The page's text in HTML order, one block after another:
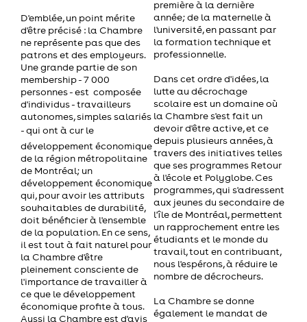
D'emblée, un point mérite
d'être précisé : la Chambre
ne représente pas que des
patrons et des employeurs.
Une grande partie de son
membership - 7 000
personnes - est composée
d'individus - travailleurs
autonomes, simples salariés
- qui ont à cur le
développement économique
de la région métropolitaine
de Montréal; un
développement économique
qui, pour avoir les attributs
souhaitables de durabilité,
doit bénéficier à l'ensemble
de la population. En ce sens,
il est tout à fait naturel pour
la Chambre d'être
pleinement consciente de
l'importance de travailler à
ce que le développement
économique profite à tous.
Aussi la Chambre est d'avis
première à la dernière
année; de la maternelle à
l'université, en passant par
la formation technique et
professionnelle.
Dans cet ordre d'idées, la
lutte au décrochage
scolaire est un domaine où
la Chambre s'est fait un
devoir d'être active, et ce
depuis plusieurs années, à
travers des initiatives telles
que ses programmes Retour
à l'école et Polyglobe. Ces
programmes, qui s'adressent
aux jeunes du secondaire de
l'île de Montréal, permettent
un rapprochement entre les
étudiants et le monde du
travail, tout en contribuant,
nous l'espérons, à réduire le
nombre de décrocheurs.
La Chambre se donne
également le mandat de